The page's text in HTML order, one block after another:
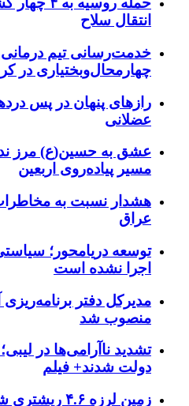
انتقال سلاح
خدمت‌رسانی تیم
چهارمحال‌وبختیاری در
رازهای پنهان در پس
عضلانی
عشق به حسین(ع) مرز
مسیر پیاده‌روی اربعین
هشدار نسبت به
عراق
توسعه دریامحور؛
اجرا نشده است
مدیرکل دفتر
منصوب شد
تشدید ناآرامی‌ها در
دولت شدند+ فیلم
زمین لرزه